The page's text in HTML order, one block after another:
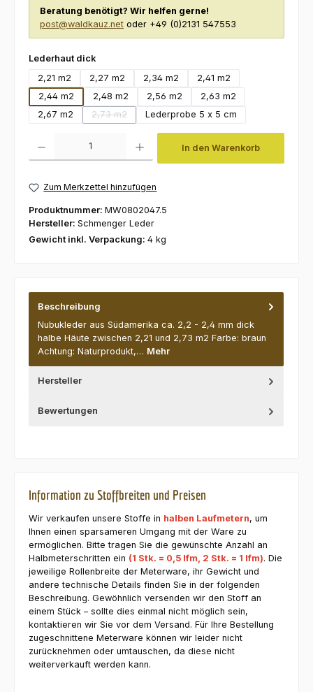
Beratung benötigt? Wir helfen gerne!
post@waldkauz.net oder +49 (0)2131 547553
Lederhaut dickauswählen
2,21 m2
2,27 m2 2,34 m2
2,41 m2
2,44 m2
2,48 m2 2,56 m2
2,63 m2
2,67 m2
2,73 m2
(Diese Option ist zurzeit nicht verfügbar.)
Lederprobe 5 x 5 cm
In den Warenkorb
Zum Merkzettel hinzufügen
Produktnummer: MW0802047.5
Hersteller: Schmenger Leder
Gewicht inkl. Verpackung: 4 kg
Beschreibung
Nubukleder aus Südamerika ca. 2,2 - 2,4 mm dick
halbe Häute zwischen 2,21 und 2,73 m2 Farbe: braun
Achtung: Naturprodukt,… Mehr
Hersteller
Bewertungen
Information zu Stoffbreiten und Preisen
Wir verkaufen unsere Stoffe in halben Laufmetern, um
Ihnen einen sparsameren Umgang mit der Ware zu
ermöglichen. Bitte tragen Sie die gewünschte Anzahl an
Halbmeterschritten ein (1 Stk. = 0,5 lfm, 2 Stk. = 1 lfm). Die
jeweilige Rollenbreite der Meterware, ihr Gewicht und
andere technische Details finden Sie in der folgenden
Beschreibung. Gewöhnlich versenden wir den Stoff an
einem Stück – sollte dies einmal nicht möglich sein,
kontaktieren wir Sie vor dem Versand. Für Ihre Bestellung
zugeschnittene Meterware können wir leider nicht
zurücknehmen oder umtauschen, da diese nicht
weiterverkauft werden kann.